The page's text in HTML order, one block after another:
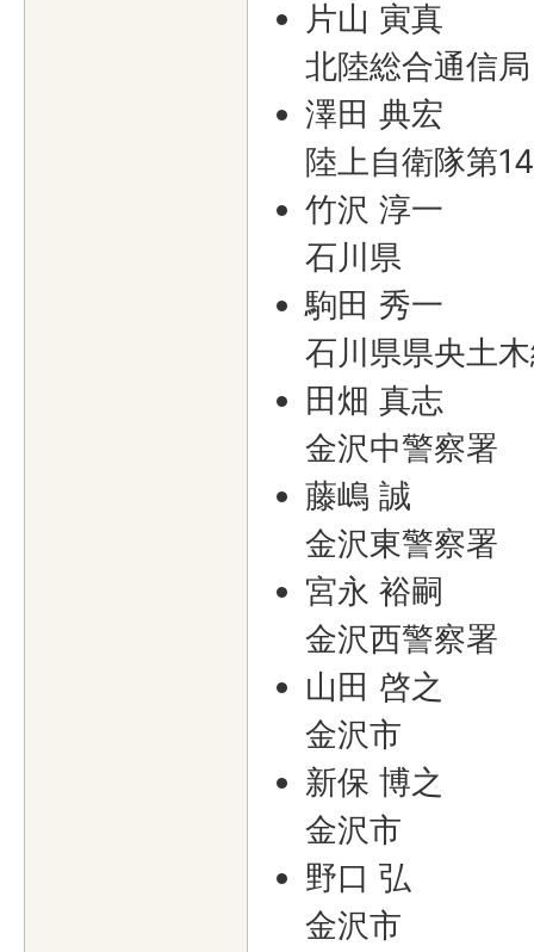
片山 寅真
北陸総合通信局
澤田 典宏
陸上自衛隊第
竹沢 淳一
石川県
駒田 秀一
石川県県央土
田畑 真志
金沢中警察署
藤嶋 誠
金沢東警察署
宮永 裕嗣
金沢西警察署
山田 啓之
金沢市
新保 博之
金沢市
野口 弘
金沢市